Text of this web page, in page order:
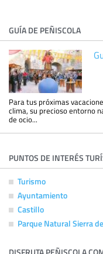
GUÍA DE PEÑISCOLA
Para tus próximas
clima, su precioso entorno
de ocio...
PUNTOS DE INTERÉS
Turismo
Ayuntamiento
Castillo
Parque Natural Sierra